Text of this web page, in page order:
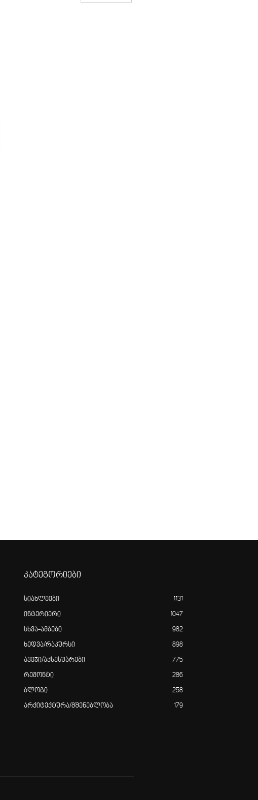
კატეგორიები
სიახლეები 1131
ინტერიერი 1047
სხვა-ამბები 982
ხედვა/რაკურსი 898
ავეჯი/აქსესუარები 775
რემონტი 286
ბლოგი 258
არქიტექტურა/მშენებლობა 179